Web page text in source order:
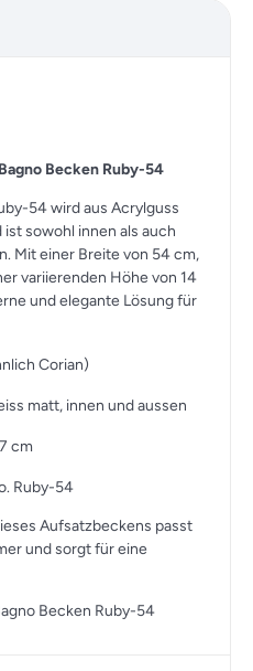
Becken Ruby-54
54 wird aus Acrylguss
sowohl innen als auch
Mit einer Breite von 54 cm,
variierenden Höhe von 14
und elegante Lösung für
Corian)
matt, innen und aussen
cm
Ruby-54
Aufsatzbeckens passt
und sorgt für eine
Becken Ruby-54